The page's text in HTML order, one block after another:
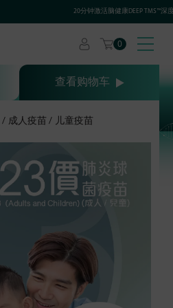
20分钟激活脑健康DEEP TMS™深
0
查看购物车
成人疫苗 儿童疫苗